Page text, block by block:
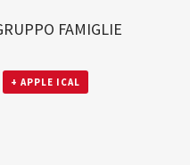
FAMIGLIE
+ APPLE ICAL